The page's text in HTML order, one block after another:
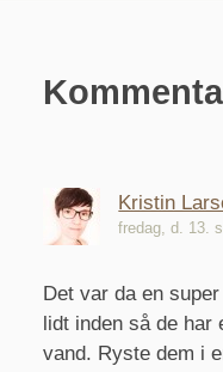
Kristin
fredag, d. 13.
Det var da en
lidt inden så de
vand. Ryste dem i